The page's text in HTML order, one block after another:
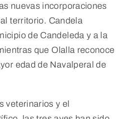
nuevas incorporaciones
territorio. Candela
de Candeleda y a la
que Olalla reconoce
edad de Navalperal de
veterinarios y el